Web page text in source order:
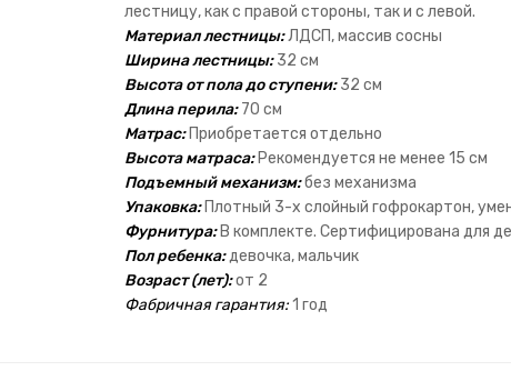
лестницу, как с правой стороны, так и с левой.
Материал лестницы:ЛДСП, массив сосны
Ширина лестницы:32 см
Высота от пола до ступени:32 см
Длина перила:70 см
Матрас:Приобретается отдельно
Высота матраса:Рекомендуется не менее 15 см
Подъемный механизм:без механизма
Упаковка:Плотный 3-х слойный гофрокартон,
Фурнитура:В комплекте. Сертифицирована для
Пол ребенка:девочка, мальчик
Возраст (лет):от 2
Фабричная гарантия:1 год